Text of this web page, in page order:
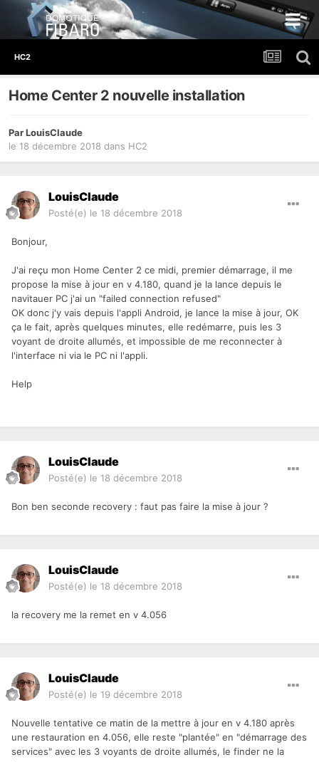
HC2
Home Center 2 nouvelle installation
ParLouisClaude
le 18 décembre 2018 dans HC2
LouisClaude
Posté(e) le 18 décembre 2018
Bonjour,
J'ai reçu mon Home Center 2 ce midi, premier démarrage, il me
propose la mise à jour en v 4.180, quand je la lance depuis le
navitauer PC j'ai un "failed connection refused"
OK donc j'y vais depuis l'appli Android, je lance la mise à jour, OK
ça le fait, après quelques minutes, elle redémarre, puis les 3
voyant de droite allumés, et impossible de me reconnecter à
l'interface ni via le PC ni l'appli.
Help
LouisClaude
Posté(e) le 18 décembre 2018
Bon ben seconde recovery : faut pas faire la mise à jour ?
LouisClaude
Posté(e) le 18 décembre 2018
la recovery me la remet en v 4.056
LouisClaude
Posté(e) le 19 décembre 2018
Nouvelle tentative ce matin de la mettre à jour en v 4.180 après
une restauration en 4.056, elle reste "plantée" en "démarrage des
services" avec les 3 voyants de droite allumés, le finder ne la